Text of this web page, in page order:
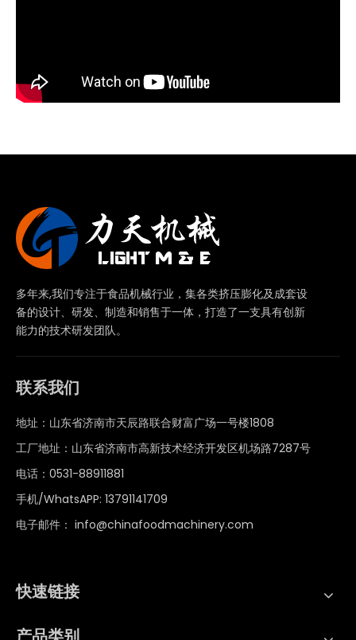
多年来,我们专注于食品机械行业，集各类挤压膨化及成套设
备的设计、研发、制造和销售于一体，打造了一支具有创新
能力的技术研发团队。
联系我们
地址：山东省济南市天辰路联合财富广场一号楼1808
工厂地址：山东省济南市高新技术经济开发区机场路7287号
电话：0531-88911881
手机/WhatsAPP: 13791141709
电子邮件： info@chinafoodmachinery.com
快速链接
产品类别